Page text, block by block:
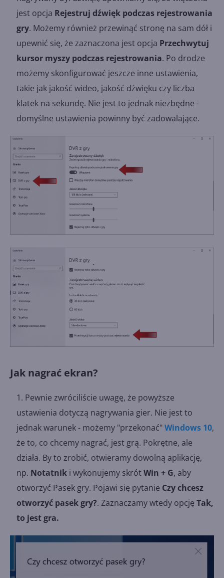
jest opcja Rejestruj dźwięk podczas rejestrowania
gry. Możemy również przewinąć stronę na sam dół i
upewnić się, że zaznaczona jest opcja Przechwytuj
kursor myszy podczas rejestrowania. Po drodze
możemy skonfigurować jeszcze inne ustawienia,
takie jak jakość wideo, jakość dźwięku czy liczba
klatek na sekundę. Nie jest to jednak niezbędne -
domyślne ustawienia powinny być zadowalające.
Jak nagrać ekran?
Pewnie zwróciliście uwagę, że powyższe
ustawienia dotyczą nagrywania gier. Nie jest to
jednak warunek - możemy "przekonać"Windows 10,
że to, co chcemy nagrać, jest grą. Pokrętne, ale
działa. By to zrobić, otwieramy dowolną aplikację,
np. Notatnik i wykonujemy skrótWin + G, aby
otworzyć Pasek gry. Pojawi się pytanie Czy chcesz
otworzyć pasek gry?. Zaznaczamy wtedy opcję Tak,
to jest gra.